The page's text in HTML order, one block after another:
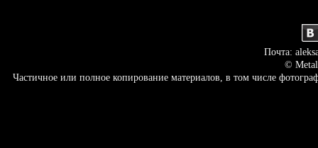
Почта:
©
Частичное или полное копирование материалов, в том числе